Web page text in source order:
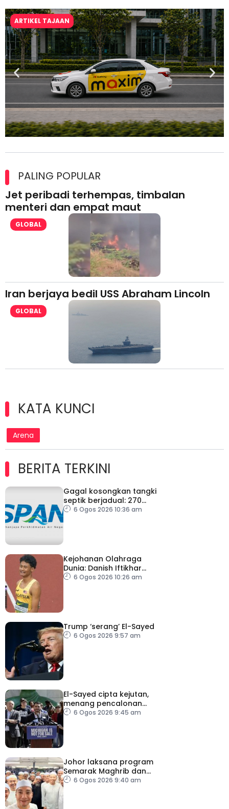
ARTIKEL TAJAAN
lesen separuh pertama 2026
PALING POPULAR
Jet peribadi terhempas, timbalan
menteri dan empat maut
GLOBAL
Iran berjaya bedil USS Abraham Lincoln
GLOBAL
KATA KUNCI
Arena
BERITA TERKINI
Gagal kosongkan tangki
septik berjadual: 270
premis dikenakan notis
6 Ogos 2026 10:36 am
Kejohanan Olahraga
Dunia: Danish Iftikhar
cipta sejarah mara ke
6 Ogos 2026 10:26 am
Trump ‘serang’ El-Sayed
6 Ogos 2026 9:57 am
El-Sayed cipta kejutan,
menang pencalonan
Senat AS di Michigan
6 Ogos 2026 9:45 am
Johor laksana program
Semarak Maghrib dan
Isyak perkasa solat
6 Ogos 2026 9:40 am